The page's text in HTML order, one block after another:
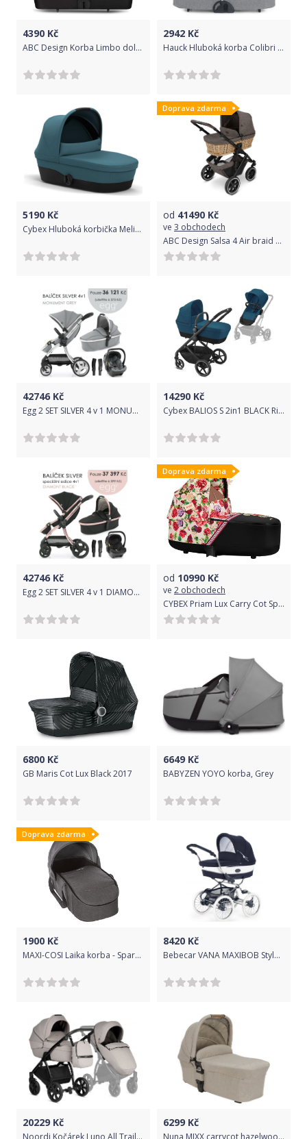
4390 Kč
ABC Design Korba Limbo dolphin DIAMOND EDITION 2021
2942 Kč
Hauck Hluboká korba Colibri Pram Melange Grey 2021
5190 Kč
Cybex Hluboká korbička Melio River Blue 2021
Doprava zdarma
od 41490 Kč
ve 3 obchodech
ABC Design Salsa 4 Air braid Home set 2022
42746 Kč
Egg 2 SET SILVER 4 v 1 MONUMENT GREY / Mirror - kočárek, korba, autosedačka, multiadaptér
14290 Kč
Cybex BALIOS S 2in1 BLACK River Blue | turquoise
42746 Kč
Egg 2 SET SILVER 4 v 1 DIAMOND BLACK/Rose gold - speciální edice, kočárek, korba, autosedačka, multiadaptér
Doprava zdarma
od 10990 Kč
ve 2 obchodech
CYBEX Priam Lux Carry Cot Spring Light 2019
6800 Kč
GB Maris Cot Lux Black 2017
6649 Kč
BABYZEN YOYO korba, Grey
Doprava zdarma
1900 Kč
MAXI-COSI Laika korba - Sparkling grey 2019
8420 Kč
Bebecar VANA MAXIBOB Stylo Class S364
20229 Kč
Noordi Kočárek Luno All Trails 2022 2v1 Moon Rock
6299 Kč
Nuna MIXX carrycot hazelwood hluboká korba